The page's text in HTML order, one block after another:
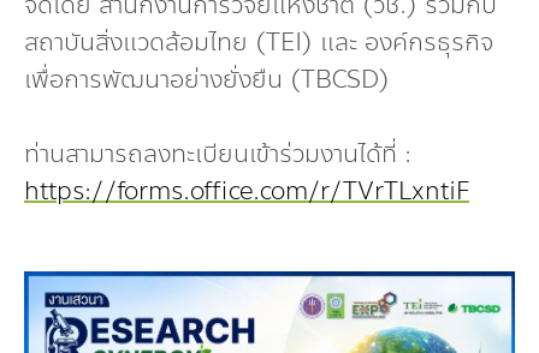
สถาบันสิ่งแวดล้อมไทย (TEI) และ องค์กรธุรกิจ
เพื่อการพัฒนาอย่างยั่งยืน (TBCSD)
ท่านสามารถลงทะเบียนเข้าร่วมงานได้ที่ :
https://forms.office.com/r/TVrTLxntiF